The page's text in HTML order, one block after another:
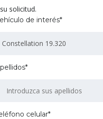
solicitud.
de interés*
Constellation 19.320
celular*